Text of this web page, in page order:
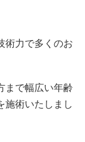
術力で多くのお
まで幅広い年齢
施術いたしまし